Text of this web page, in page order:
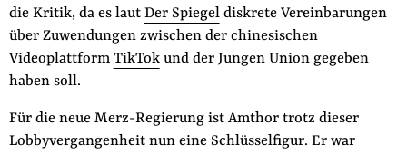
die Kritik, da es laut Der Spiegeldiskrete Vereinbarungen
über Zuwendungen zwischen der chinesischen
Videoplattform TikTokund der Jungen Union gegeben
haben soll.
Für die neue Merz-Regierung ist Amthor trotz dieser
Lobbyvergangenheit nun eine Schlüsselfigur. Er war